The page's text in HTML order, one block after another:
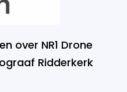
over NR1 Drone
Ridderkerk